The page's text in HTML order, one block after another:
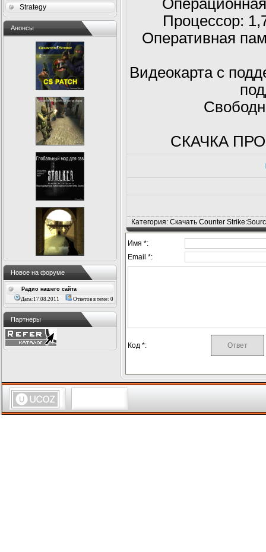
Strategy
Анонсы
Новое на форуме
Радио нашего сайта
Дата:17.08.2011
Ответов в теме: 0
Партнеры
Процессор:
Оперативная
Видеокарта с
СКАЧКА
Категория: Скачать Counter
Имя *:
Email *:
Код *: